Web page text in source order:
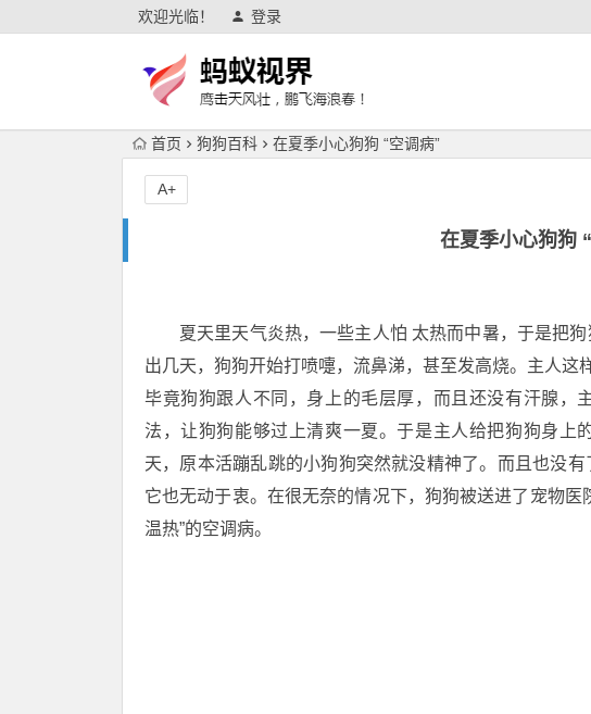
欢迎光临！ 登录
首页 狗狗百科 在夏季小心狗狗 “空调病”
在夏季小心狗狗
A+
夏天里天气炎热，一些主人怕 太热而中暑，于是把
出几天，狗狗开始打喷嚏，流鼻涕，甚至发高烧。主人这
毕竟狗狗跟人不同，身上的毛层厚，而且还没有汗腺，
法，让狗狗能够过上清爽一夏。于是主人给把狗狗身上
天，原本活蹦乱跳的小狗狗突然就没精神了。而且也没
它也无动于衷。在很无奈的情况下，狗狗被送进了宠物
温热”的空调病。